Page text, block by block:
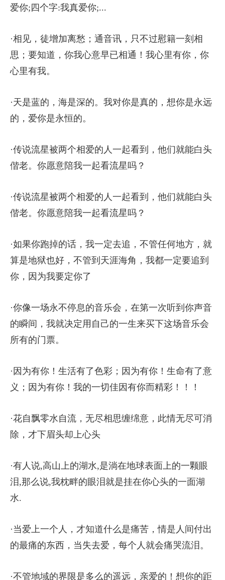
爱你;四个字:我真爱你;...
·相见，徒增加离愁；通音讯，只不过慰籍一刻相
思；要知道，你我心意早已相通！我心里有你，你
心里有我。
·天是蓝的，海是深的。我对你是真的，想你是永远
的，爱你是永恒的。
·传说流星被两个相爱的人一起看到，他们就能白头
偕老。你愿意陪我一起看流星吗？
·传说流星被两个相爱的人一起看到，他们就能白头
偕老。你愿意陪我一起看流星吗？
·如果你跑掉的话，我一定去追，不管任何地方，就
算是地狱也好，不管到天涯海角，我都一定要追到
你，因为我要定你了
·你像一场永不停息的音乐会，在第一次听到你声音
的瞬间，我就决定用自己的一生来买下这场音乐会
所有的门票。
·因为有你！生活有了色彩；因为有你！生命有了意
义；因为有你！我的一切佳因有你而精彩！！！
·花自飘零水自流，无尽相思缠绵意，此情无尽可消
除，才下眉头却上心头
·有人说,高山上的湖水,是淌在地球表面上的一颗眼
泪,那么说,我枕畔的眼泪就是挂在你心头的一面湖
水.
·当爱上一个人，才知道什么是痛苦，情是人间付出
的最痛的东西，当失去爱，每个人就会痛哭流泪。
·不管地域的界限是多么的遥远，亲爱的！想你的距